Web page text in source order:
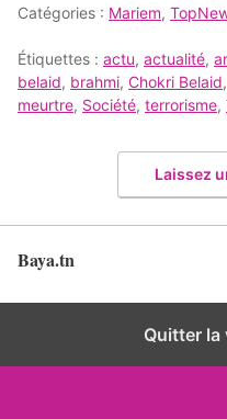
Catégories : Mariem,
Étiquettes : actu, actualité,
belaid, brahmi, Chokri Belaid,
meurtre, Société, terrorisme,
Laissez
Baya.tn
Quitter la